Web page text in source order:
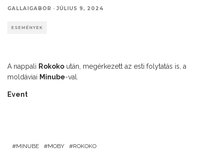
GALLAIGABOR · JÚLIUS 9, 2024
ESEMÉNYEK
A nappali Rokoko után, megérkezett az esti folytatás is, a
moldáviai Minube-val.
Event
MINUBE MOBY ROKOKO